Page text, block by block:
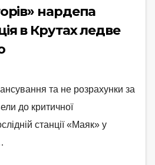
нардепа
в Крутах ледве
та не розрахунки за
до критичної
станції «Маяк» у